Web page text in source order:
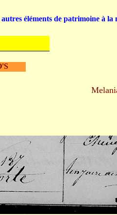
éléments de patrimoine à la